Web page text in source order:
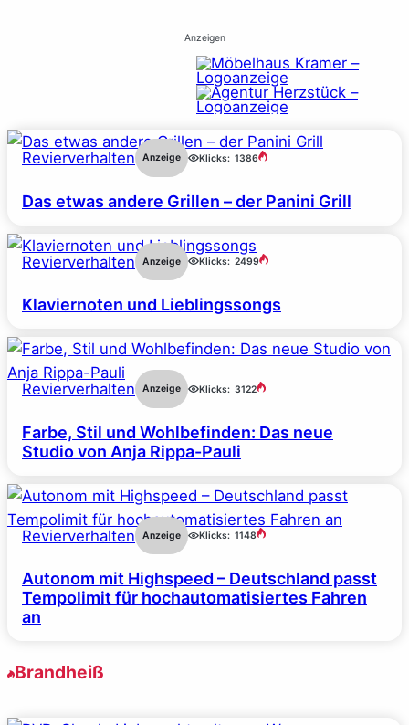
Anzeigen
Revierverhalten Anzeige Klicks: 1386
Das etwas andere Grillen – der Panini Grill
Revierverhalten Anzeige Klicks: 2499
Klaviernoten und Lieblingssongs
Revierverhalten Anzeige Klicks: 3122
Farbe, Stil und Wohlbefinden: Das neue
Studio von Anja Rippa-Pauli
Revierverhalten Anzeige Klicks: 1148
Autonom mit Highspeed – Deutschland passt
Tempolimit für hochautomatisiertes Fahren
an
Brandheiß